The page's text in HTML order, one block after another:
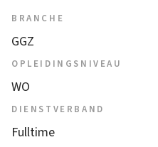
BRANCHE
GGZ
OPLEIDINGSNIVEAU
WO
DIENSTVERBAND
Fulltime